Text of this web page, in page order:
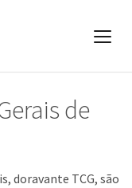
de
doravante TCG, são